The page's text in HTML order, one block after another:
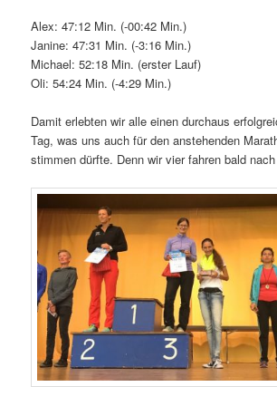
Alex: 47:12 Min. (-00:42 Min.)
Janine: 47:31 Min. (-3:16 Min.)
Michael: 52:18 Min. (erster Lauf)
Oli: 54:24 Min. (-4:29 Min.)
Damit erlebten wir alle einen durchaus
Tag, was uns auch für den anstehenden
stimmen dürfte. Denn wir vier fahren bald